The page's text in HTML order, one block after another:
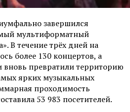
завершился
мультиформатный
В течение трёх дней на
более 130 концертов, а
вновь превратили территорию
ярких музыкальных
проходимость
53 983 посетителей.